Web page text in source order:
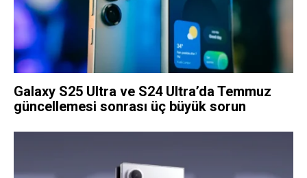
Galaxy S25 Ultra ve S24 Ultra’da Temmuz
güncellemesi sonrası üç büyük sorun